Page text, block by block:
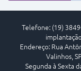
Telefone: (19)
Endereço: Rua
Valinhos,
Segunda à Sexta